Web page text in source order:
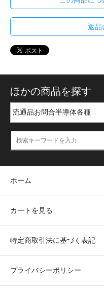
返品
ほかの商品を探す
ホーム
カートを見る
特定商取引法に基づく表記
プライバシーポリシー